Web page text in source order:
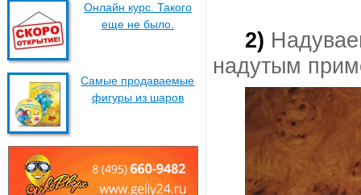
Онлайн курс. Такого
еще не было.
Самые продаваемые
фигуры из шаров
2)
надутым